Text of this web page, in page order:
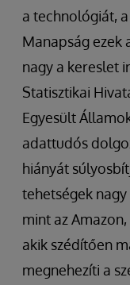
a technológiát,
Manapság ezek
nagy a kereslet
Statisztikai
Egyesült
adattudós
hiányát
tehetségek
mint az
akik szédítően
megnehezíti a